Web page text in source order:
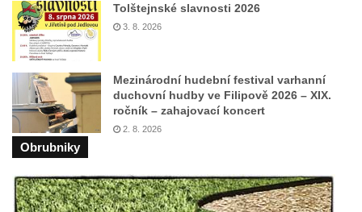
Tolštejnské slavnosti 2026
3. 8. 2026
Mezinárodní hudební festival varhanní
duchovní hudby ve Filipově 2026 – XIX.
ročník – zahajovací koncert
2. 8. 2026
Obrubniky